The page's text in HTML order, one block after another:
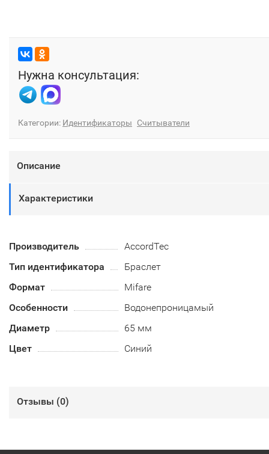
Нужна консультация:
Категории: Идентификаторы Считыватели
Описание
Характеристики
Производитель
AccordTec
Тип идентификатора
Браслет
Формат
Mifare
Особенности
Водонепроницамый
Диаметр
65 мм
Цвет
Синий
Отзывы (0)